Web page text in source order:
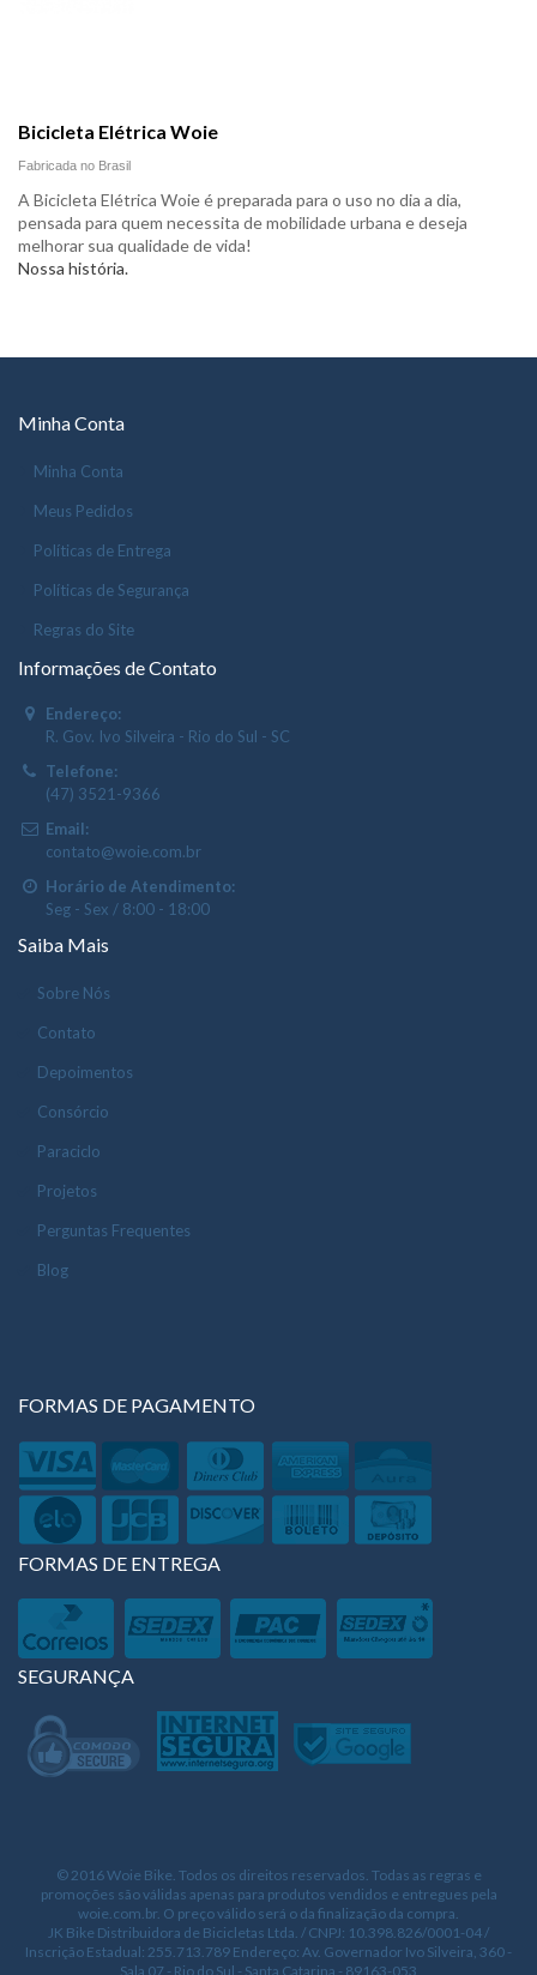
Bicicleta Elétrica Woie
Fabricada no Brasil
A Bicicleta Elétrica Woie é preparada para o uso no dia a dia,
pensada para quem necessita de mobilidade urbana e deseja
melhorar sua qualidade de vida!
Nossa história.
Minha Conta
Minha Conta
Meus Pedidos
Políticas de Entrega
Políticas de Segurança
Regras do Site
Informações de Contato
Endereço:
R. Gov. Ivo Silveira - Rio do Sul - SC
Telefone:
(47) 3521-9366
Email:
contato@woie.com.br
Horário de Atendimento:
Seg - Sex / 8:00 - 18:00
Saiba Mais
Sobre Nós
Contato
Depoimentos
Consórcio
Paraciclo
Projetos
Perguntas Frequentes
Blog
FORMAS DE PAGAMENTO
FORMAS DE ENTREGA
SEGURANÇA
© 2016 Woie Bike. Todos os direitos reservados. Todas as regras e
promoções são válidas apenas para produtos vendidos e entregues pela
woie.com.br. O preço válido será o da finalização da compra.
JK Bike Distribuidora de Bicicletas Ltda. / CNPJ: 10.398.826/0001-04 /
Inscrição Estadual: 255.713.789 Endereço: Av. Governador Ivo Silveira, 360 -
Sala 07 - Rio do Sul - Santa Catarina - 89163-053